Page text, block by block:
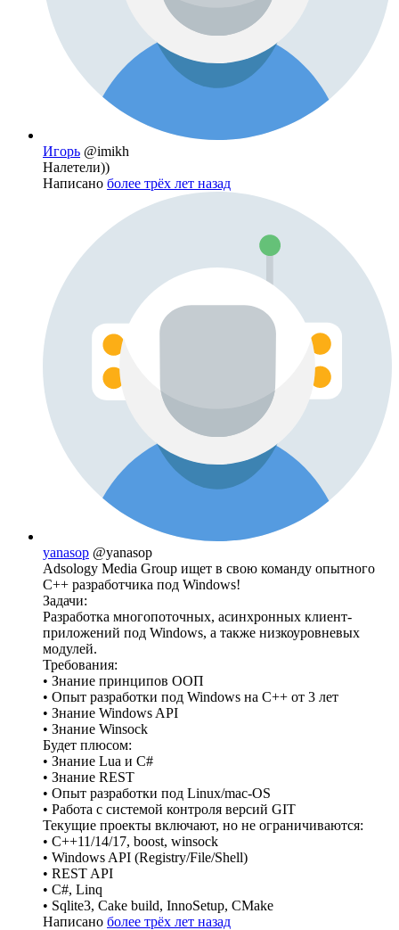
Игорь @imikh
Налетели))
Написано более трёх лет назад
yanasop @yanasop
Adsology Media Group ищет в свою команду опытного
C++ разработчика под Windows!
Задачи:
Разработка многопоточных, асинхронных клиент-
приложений под Windows, а также низкоуровневых
модулей.
Требования:
• Знание принципов ООП
• Опыт разработки под Windows на C++ от 3 лет
• Знание Windows API
• Знание Winsock
Будет плюсом:
• Знание Lua и C#
• Знание REST
• Опыт разработки под Linux/mac-OS
• Работа с системой контроля версий GIT
Текущие проекты включают, но не ограничиваются:
• C++11/14/17, boost, winsock
• Windows API (Registry/File/Shell)
• REST API
• C#, Linq
• Sqlite3, Cake build, InnoSetup, CMake
Написано более трёх лет назад